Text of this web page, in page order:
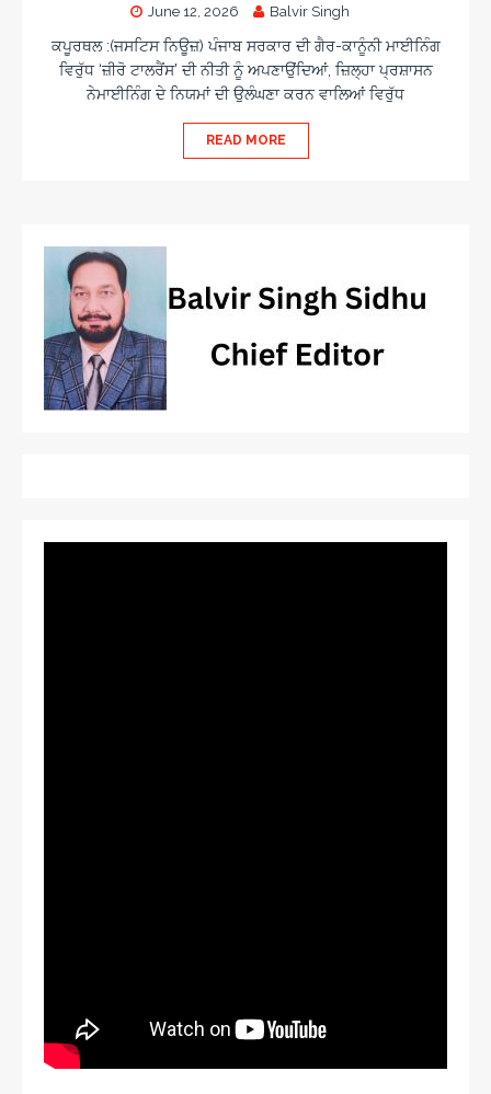
June 12, 2026 Balvir Singh
ਕਪੂਰਥਲ :(ਜਸਟਿਸ ਨਿਊਜ਼) ਪੰਜਾਬ ਸਰਕਾਰ ਦੀ ਗੈਰ-ਕਾਨੂੰਨੀ ਮਾਈਨਿੰਗ
ਵਿਰੁੱਧ ‘ਜ਼ੀਰੋ ਟਾਲਰੈਂਸ’ ਦੀ ਨੀਤੀ ਨੂੰ ਅਪਣਾਉਂਦਿਆਂ, ਜ਼ਿਲ੍ਹਾ ਪ੍ਰਸ਼ਾਸਨ
ਨੇਮਾਈਨਿੰਗ ਦੇ ਨਿਯਮਾਂ ਦੀ ਉਲੰਘਣਾ ਕਰਨ ਵਾਲਿਆਂ ਵਿਰੁੱਧ
READ MORE